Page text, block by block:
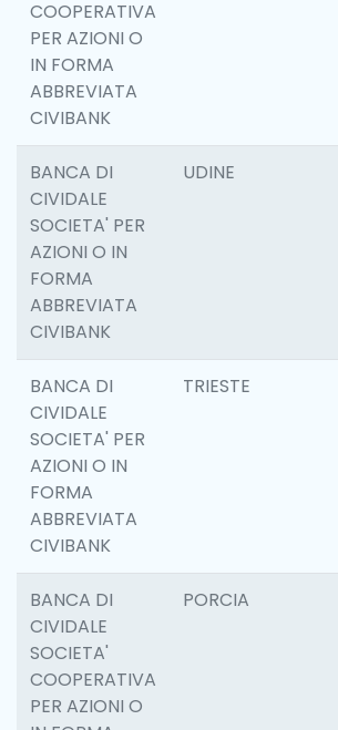
COOPERATIVA
PER AZIONI O
IN FORMA
ABBREVIATA
CIVIBANK
BANCA DI
CIVIDALE
SOCIETA' PER
AZIONI O IN
FORMA
ABBREVIATA
CIVIBANK
UDINE
BANCA DI
CIVIDALE
SOCIETA' PER
AZIONI O IN
FORMA
ABBREVIATA
CIVIBANK
TRIESTE
BANCA DI
CIVIDALE
SOCIETA'
COOPERATIVA
PER AZIONI O
PORCIA